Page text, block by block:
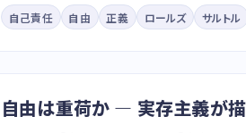
自己責任 自由 正義 ロールズ サルトル
自由は重荷か — 実存主義が